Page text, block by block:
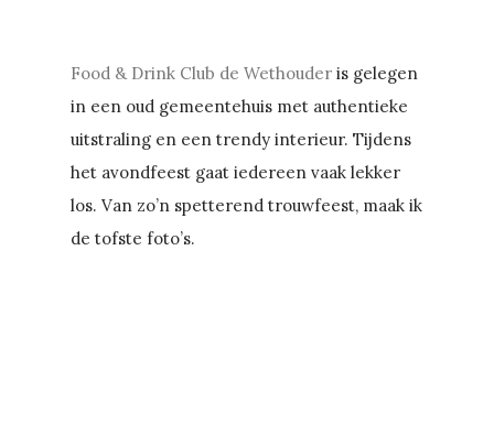
Food & Drink Club de Wethouder is gelegen
in een oud gemeentehuis met authentieke
uitstraling en een trendy interieur. Tijdens
het avondfeest gaat iedereen vaak lekker
los. Van zo’n spetterend trouwfeest, maak ik
de tofste foto’s.